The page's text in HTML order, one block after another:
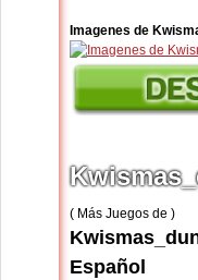
Imagenes de
( Más Juegos de )
Español